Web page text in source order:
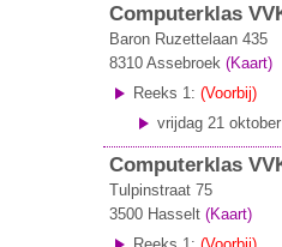
Computerklas
Baron Ruzettelaan 435
8310 Assebroek (Kaart)
Reeks 1:(Voorbij)
vrijdag 21
Computerklas
Tulpinstraat 75
3500 Hasselt (Kaart)